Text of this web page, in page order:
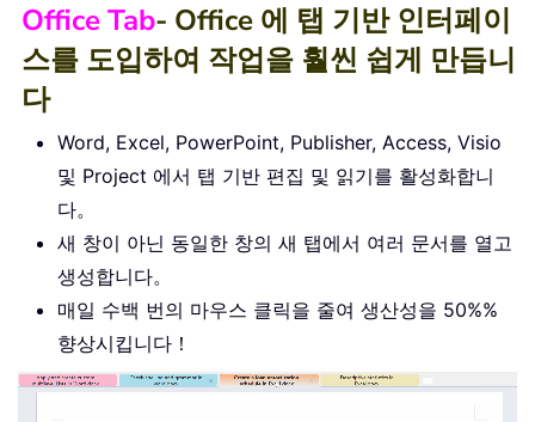
Office Tab- Office 에 탭 기반 인터페이
스를 도입하여 작업을 훨씬 쉽게 만듭니
다
Word, Excel, PowerPoint, Publisher, Access, Visio
및 Project 에서 탭 기반 편집 및 읽기를 활성화합니
다。
새 창이 아닌 동일한 창의 새 탭에서 여러 문서를 열고
생성합니다。
매일 수백 번의 마우스 클릭을 줄여 생산성을 50%%
향상시킵니다！